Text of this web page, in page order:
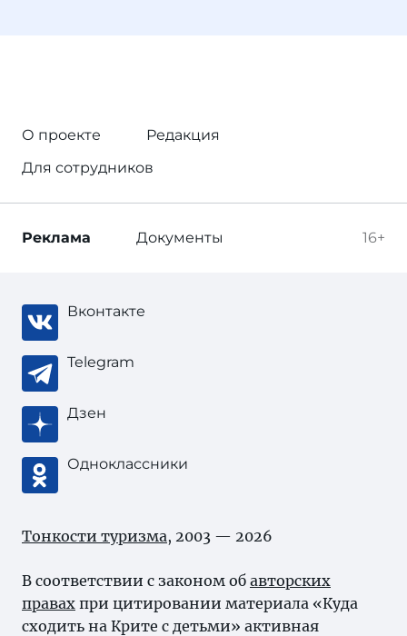
О проекте
Редакция
Для сотрудников
16+
Реклама Документы
Вконтакте
Telegram
Дзен
Одноклассники
Тонкости туризма, 2003 — 2026
В соответствии с законом об авторских
правах при цитировании материала «Куда
сходить на Крите с детьми» активная